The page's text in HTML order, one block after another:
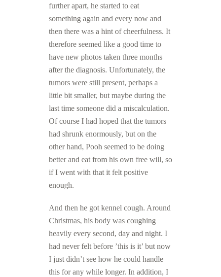
further apart, he started to eat
something again and every now and
then there was a hint of cheerfulness. It
therefore seemed like a good time to
have new photos taken three months
after the diagnosis. Unfortunately, the
tumors were still present, perhaps a
little bit smaller, but maybe during the
last time someone did a miscalculation.
Of course I had hoped that the tumors
had shrunk enormously, but on the
other hand, Pooh seemed to be doing
better and eat from his own free will, so
if I went with that it felt positive
enough.
And then he got kennel cough. Around
Christmas, his body was coughing
heavily every second, day and night. I
had never felt before ’this is it’ but now
I just didn’t see how he could handle
this for any while longer. In addition, I